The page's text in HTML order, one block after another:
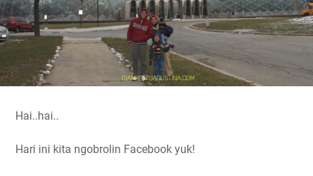
Hai..hai..
Hari ini kita ngobrolin Facebook yuk!